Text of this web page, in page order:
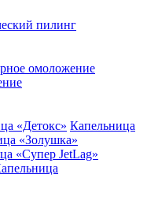
пилинг
омоложение
«Детокс» Капельница
«Золушка»
«Супер JetLag»